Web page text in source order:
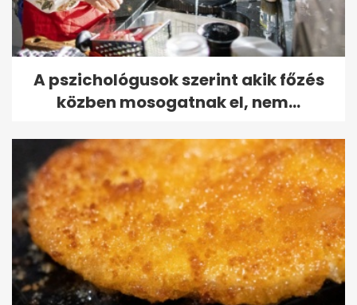
A pszichológusok szerint akik főzés
közben mosogatnak el, nem...